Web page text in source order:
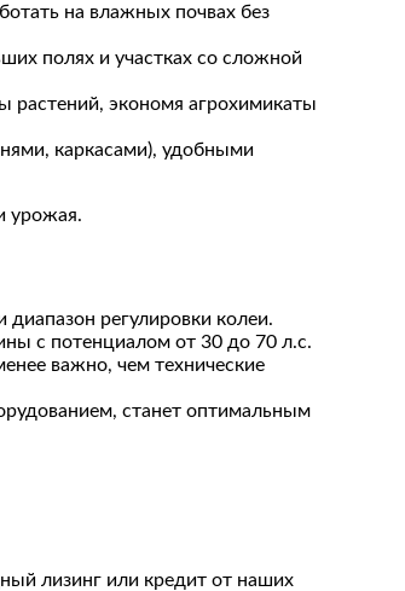
на влажных почвах без
полях и участках со сложной
растений, экономя агрохимикаты
каркасами), удобными
урожая.
регулировки колеи.
с потенциалом от 30 до 70 л.с.
важно, чем технические
станет оптимальным
лизинг или кредит от наших